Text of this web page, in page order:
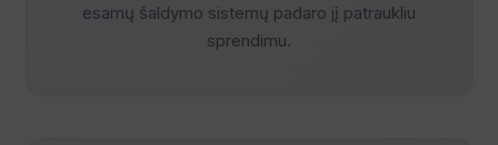
esamų šaldymo sistemų padaro jį patraukliu
sprendimu.